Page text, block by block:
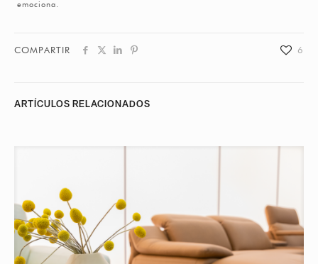
emociona.
COMPARTIR 6
ARTÍCULOS RELACIONADOS